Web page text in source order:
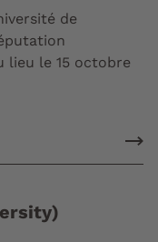
de
lieu le 15 octobre